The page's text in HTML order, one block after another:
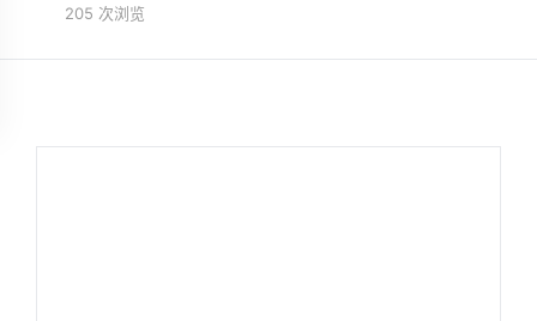
205 次浏览